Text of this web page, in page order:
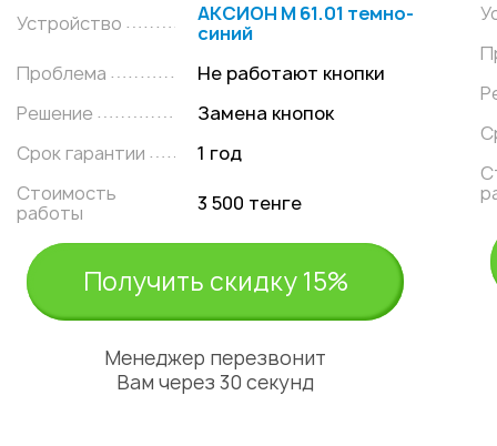
Устройство
АКСИОН М 61.01 темно-
синий
Проблема
Не работают кнопки
Решение
Замена кнопок
Срок гарантии
1 год
Стоимость
работы
3 500 тенге
Получить скидку 15%
Менеджер перезвонит
Вам через 30 секунд